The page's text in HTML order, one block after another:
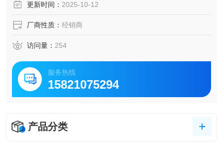
更新时间： 2025-10-12
厂商性质： 经销商
访问量： 254
服务热线
15821075294
产品分类